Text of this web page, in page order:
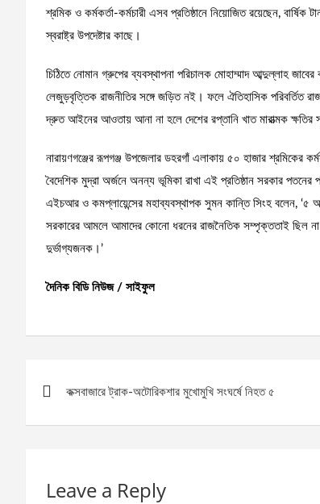
শ্রমিক ও কর্মকর্তা-কর্মচারী এসব প্রতিষ্ঠানে নিয়োজিত রয়েছেন, বার্ষিক
স্বরাষ্ট্র উপদেষ্টার কাছে।
চিঠিতে নোমান গ্রুপের ব্যবস্থাপনা পরিচালক মোহাম্মাদ আব্দুল্লাহ
লেজুড়বৃত্তিক রাজনীতির সঙ্গে জড়িত নই। ফলে ঐতিহাসিক পরিবর্তিত
দ্রুত আইনের আওতায় আনা না হলে দেশের রপ্তানি খাত মারাত্মক ক্ষতির
নারায়ণগঞ্জের রূপগঞ্জ উপজেলার ডহরগাঁ এলাকায় ৫০ হাজার শ্রমিকের
বৈদেশিক মুদ্রা অর্জনে অনন্য ভূমিকা রাখা এই প্রতিষ্ঠান সরকার
এইচআর ও কমপ্লায়েন্সের মহাব্যবস্থাপক সুমন কান্তি সিংহ বলেন, ‘৫
সরকারের আমলে আমাদের কোনো ধরনের রাজনৈতিক সম্পৃক্ততাই ছিল
দুর্ভাগ্যজনক।’
দৈনিক বিডি নিউজ / সাইফুল
navigation
কক্সবাজারে ট্রাক-অটোরিকশার মুখোমুখি সংঘর্ষে নিহত ৫
Leave a Reply